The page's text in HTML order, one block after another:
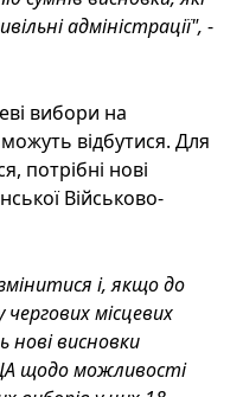
адміністрації", -
вибори на
відбутися. Для
потрібні нові
Військово-
і, якщо до
місцевих
нові висновки
щодо можливості